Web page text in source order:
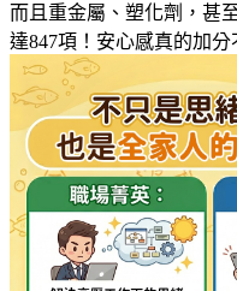
而且重金屬、塑化劑，甚
達847項！安心感真的加分